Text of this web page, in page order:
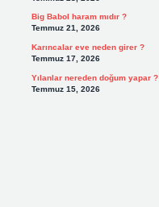
Big Babol haram mıdır ?
Temmuz 21, 2026
Karıncalar eve neden girer ?
Temmuz 17, 2026
Yılanlar nereden doğum yapar ?
Temmuz 15, 2026